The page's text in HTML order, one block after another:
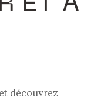
ET À
découvrez